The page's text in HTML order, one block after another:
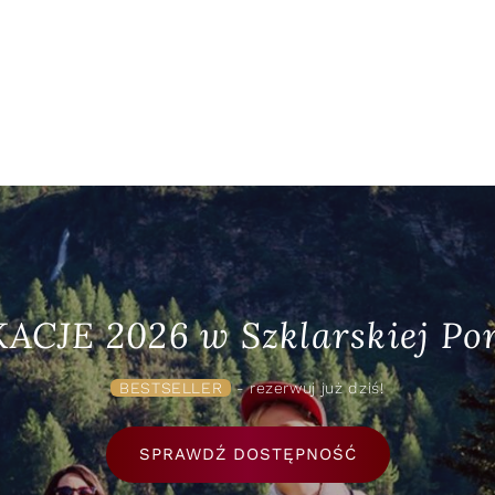
2026 w Szklarskiej
BESTSELLER - rezerwuj już dziś!
SPRAWDŹ DOSTĘPNOŚĆ